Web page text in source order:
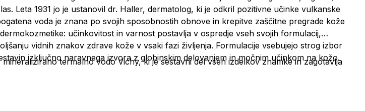
Leta 1931 jo je ustanovil dr. Haller, dermatolog, ki je odkril pozitivne učinke vulkanske
voda je znana po svojih sposobnostih obnove in krepitve zaščitne pregrade kože
učinkovitost in varnost postavlja v ospredje vseh svojih formulacij,
vidnih znakov zdrave kože v vsaki fazi življenja. Formulacije vsebujejo strog izbor
izključno naravnega izvora z globinskim delovanjem in močnim učinkom na kožo.
termalno vodo Vichy, ki je sestavni del vseh izdelkov znamke in zagotavlja